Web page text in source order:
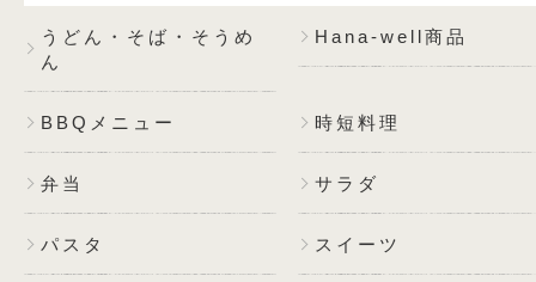
うどん・そば・そうめ
ん
Hana-well商品
BBQメニュー 時短料理
弁当 サラダ
パスタ スイーツ